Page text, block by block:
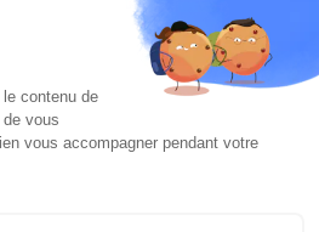
- 69001 Lyon
- 75012 Paris
contenu de
vous
vous accompagner pendant votre